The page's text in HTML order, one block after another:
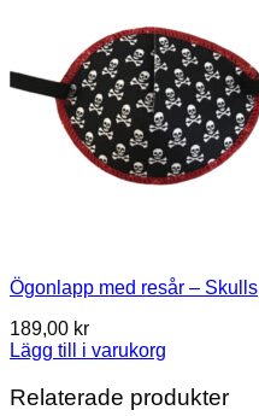
Ögonlapp med resår – Skulls
189,00 kr
Lägg till i varukorg
Relaterade produkter